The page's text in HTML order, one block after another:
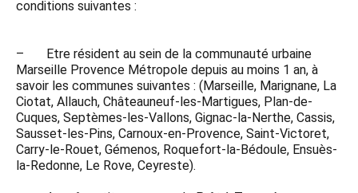
conditions suivantes :
– Etre résident au sein de la communauté urbaine
Marseille Provence Métropole depuis au moins 1 an, à
savoir les communes suivantes : (Marseille, Marignane, La
Ciotat, Allauch, Châteauneuf-les-Martigues, Plan-de-
Cuques, Septèmes-les-Vallons, Gignac-la-Nerthe, Cassis,
Sausset-les-Pins, Carnoux-en-Provence, Saint-Victoret,
Carry-le-Rouet, Gémenos, Roquefort-la-Bédoule, Ensuès-
la-Redonne, Le Rove, Ceyreste).